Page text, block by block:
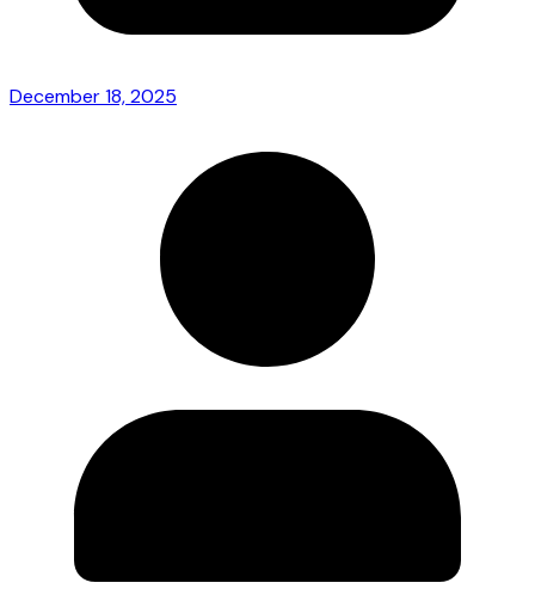
December 18, 2025